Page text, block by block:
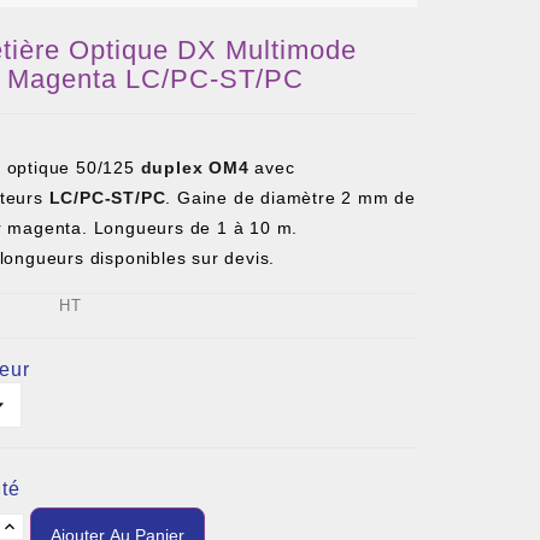
Optique DX Multimode
Magenta LC/PC-ST/PC
optique 50/125 duplex OM4avec
LC/PC-ST/PC . Gaine de diamètre 2 mm de
magenta. Longueurs de 1 à 10 m.
disponibles sur devis.
HT
Ajouter Au Panier